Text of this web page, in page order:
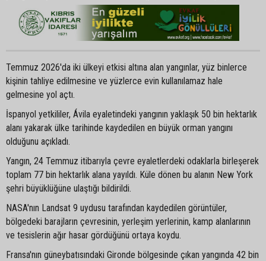
Temmuz 2026'da iki ülkeyi etkisi altına alan yangınlar, yüz binlerce
kişinin tahliye edilmesine ve yüzlerce evin kullanılamaz hale
gelmesine yol açtı.
İspanyol yetkililer, Ávila eyaletindeki yangının yaklaşık 50 bin hektarlık
alanı yakarak ülke tarihinde kaydedilen en büyük orman yangını
olduğunu açıkladı.
Yangın, 24 Temmuz itibarıyla çevre eyaletlerdeki odaklarla birleşerek
toplam 77 bin hektarlık alana yayıldı. Küle dönen bu alanın New York
şehri büyüklüğüne ulaştığı bildirildi.
NASA'nın Landsat 9 uydusu tarafından kaydedilen görüntüler,
bölgedeki barajların çevresinin, yerleşim yerlerinin, kamp alanlarının
ve tesislerin ağır hasar gördüğünü ortaya koydu.
Fransa'nın güneybatısındaki Gironde bölgesinde çıkan yangında 42 bin